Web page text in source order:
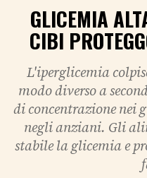
GLICEMIA
CIBI
L'iperglicemia
modo diverso a
di concentrazione nei
negli anziani. Gli
stabile la glicemia e